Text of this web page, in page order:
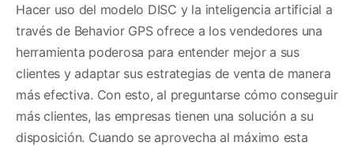
Hacer uso del modelo DISC y la inteligencia artificial a
través de Behavior GPS ofrece a los vendedores una
herramienta poderosa para entender mejor a sus
clientes y adaptar sus estrategias de venta de manera
más efectiva. Con esto, al preguntarse cómo conseguir
más clientes, las empresas tienen una solución a su
disposición. Cuando se aprovecha al máximo esta